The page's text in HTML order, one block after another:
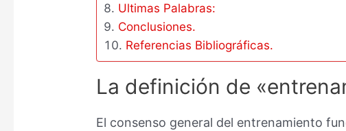
Ultimas Palabras:
Conclusiones.
Referencias Bibliográficas.
La definición de
El consenso general del entrenamiento